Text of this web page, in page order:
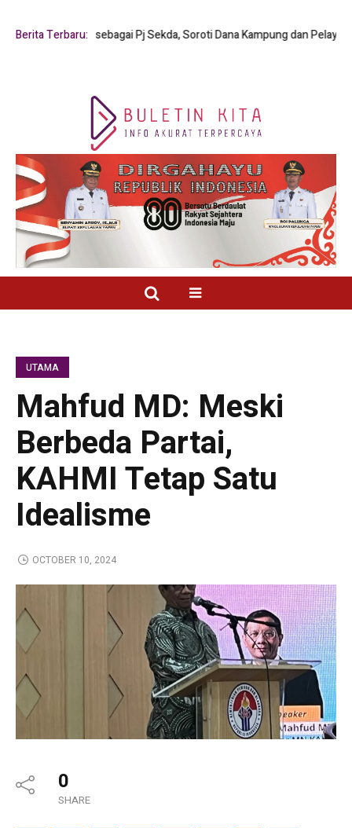
Berita Terbaru:
sebagai Pj Sekda, Soroti Dana Kampung dan Pelayanan Publik
UTAMA
Mahfud MD: Meski
Berbeda Partai,
KAHMI Tetap Satu
Idealisme
OCTOBER 10, 2024
0
SHARE